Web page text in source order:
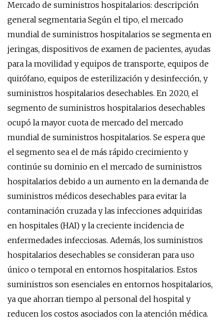
Mercado de suministros hospitalarios: descripción
general segmentaria Según el tipo, el mercado
mundial de suministros hospitalarios se segmenta en
jeringas, dispositivos de examen de pacientes, ayudas
para la movilidad y equipos de transporte, equipos de
quirófano, equipos de esterilización y desinfección, y
suministros hospitalarios desechables. En 2020, el
segmento de suministros hospitalarios desechables
ocupó la mayor cuota de mercado del mercado
mundial de suministros hospitalarios. Se espera que
el segmento sea el de más rápido crecimiento y
continúe su dominio en el mercado de suministros
hospitalarios debido a un aumento en la demanda de
suministros médicos desechables para evitar la
contaminación cruzada y las infecciones adquiridas
en hospitales (HAI) y la creciente incidencia de
enfermedades infecciosas. Además, los suministros
hospitalarios desechables se consideran para uso
único o temporal en entornos hospitalarios. Estos
suministros son esenciales en entornos hospitalarios,
ya que ahorran tiempo al personal del hospital y
reducen los costos asociados con la atención médica.